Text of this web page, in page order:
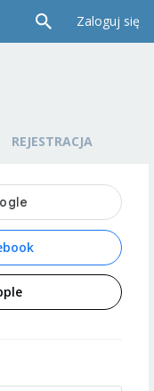
Zaloguj się
REJESTRACJA